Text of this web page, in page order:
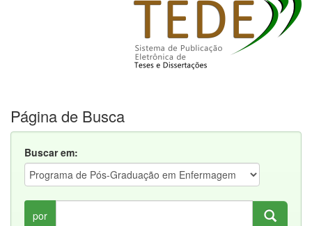
Página de Busca
Buscar em:
por